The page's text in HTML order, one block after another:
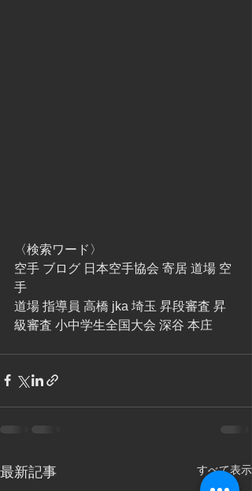
〈検索ワード〉
空手 ブログ 日本空手協会 寄居 道場 空
手
道場 指導員 高橋 jka 埼玉 昇段審査 昇
級審査 小中学生全国大会 深谷 本庄
最新記事 すべて表示